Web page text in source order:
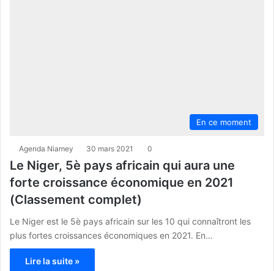
En ce moment
Agenda Niamey 30 mars 2021 0
Le Niger, 5è pays africain qui aura une
forte croissance économique en 2021
(Classement complet)
Le Niger est le 5è pays africain sur les 10 qui connaîtront les
plus fortes croissances économiques en 2021. En…
Lire la suite »